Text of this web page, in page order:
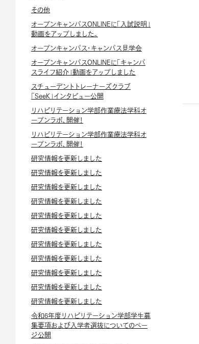
その他
オープンキャンパスONLINEに「入試説明」
動画をアップしました。
オープンキャンパス・キャンパス見学会
オープンキャンパスONLINEに「キャンパ
スライフ紹介」動画をアップしました
スチューデントトレーナーズクラブ
「SeeK」インタビュー公開
リハビリテーション学部作業療法学科オ
ープンラボ、開催！
リハビリテーション学部作業療法学科オ
ープンラボ、開催！
研究情報を更新しました
研究情報を更新しました
研究情報を更新しました
研究情報を更新しました
研究情報を更新しました
研究情報を更新しました
研究情報を更新しました
研究情報を更新しました
研究情報を更新しました
研究情報を更新しました
研究情報を更新しました
令和6年度リハビリテーション学部学生募
集要項および入学者選抜についてのペー
ジ公開